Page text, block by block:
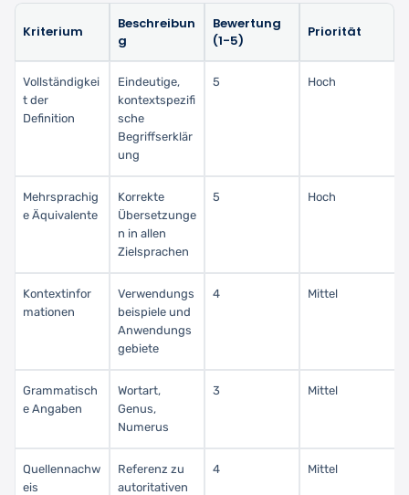
Kriterium
Beschreibun
g
Bewertung
(1-5)
Priorität
Vollständigkei
t der
Definition
Eindeutige,
kontextspezifi
sche
Begriffserklär
ung
5 Hoch
Mehrsprachig
e Äquivalente
Korrekte
Übersetzunge
n in allen
Zielsprachen
5 Hoch
Kontextinfor
mationen
Verwendungs
beispiele und
Anwendungs
gebiete
4 Mittel
Grammatisch
e Angaben
Wortart,
Genus,
Numerus
3 Mittel
Quellennachw
eis
Referenz zu
autoritativen
4 Mittel